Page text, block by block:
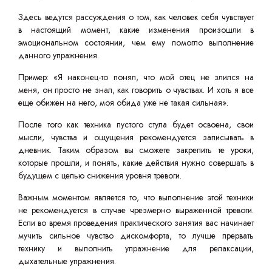
Здесь ведутся рассуждения о том, как человек себя чувствует
в настоящий момент, какие изменения произошли в
эмоциональном состоянии, чем ему помогло выполнение
данного упражнения.
Пример: «Я наконец-то понял, что мой отец не злился на
меня, он просто не знал, как говорить о чувствах. И хоть я все
еще обижен на него, моя обида уже не такая сильная».
После того как техника пустого стула будет освоена, свои
мысли, чувства и ощущения рекомендуется записывать в
дневник. Таким образом вы сможете закрепить те уроки,
которые прошли, и понять, какие действия нужно совершать в
будущем с целью снижения уровня тревоги.
Важным моментом является то, что выполнение этой техники
не рекомендуется в случае чрезмерно выраженной тревоги.
Если во время проведения практического занятия вас начинает
мучить сильное чувство дискомфорта, то лучше прервать
технику и выполнить упражнение для релаксации,
дыхательные упражнения.